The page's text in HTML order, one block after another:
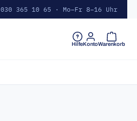
030 365 10 65 · Mo–Fr 8–16 Uhr
HilfeKontoWarenkorb